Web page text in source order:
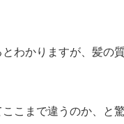
わかりますが、髪の
こまで違うのか、と